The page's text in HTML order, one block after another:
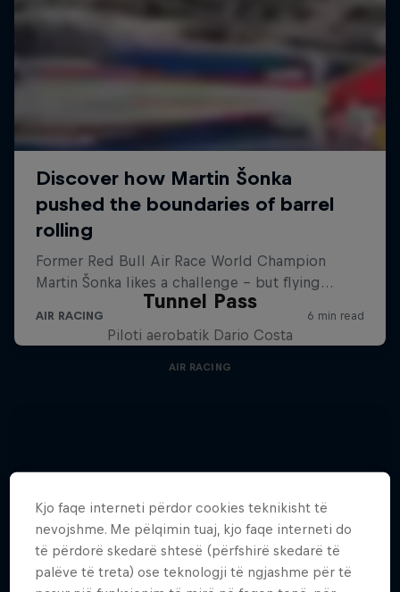
Tunnel Pass
Piloti aerobatik Dario Costa
AIR RACING
Kjo faqe interneti përdor cookies teknikisht të
nevojshme. Me pëlqimin tuaj, kjo faqe interneti do
të përdorë skedarë shtesë (përfshirë skedarë të
palëve të treta) ose teknologji të ngjashme për të